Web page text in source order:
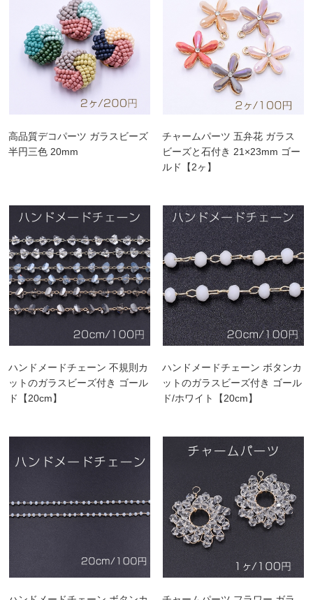
高品質デコパーツ ガラスビーズ
半円三色 20mm
チャームパーツ 五弁花 ガラス
ビーズと石付き 21×23mm ゴー
ルド【2ヶ】
ハンドメードチェーン 不規則カ
ットのガラスビーズ付き ゴール
ド【20cm】
ハンドメードチェーン ボタンカ
ットのガラスビーズ付き ゴール
ド/ホワイト【20cm】